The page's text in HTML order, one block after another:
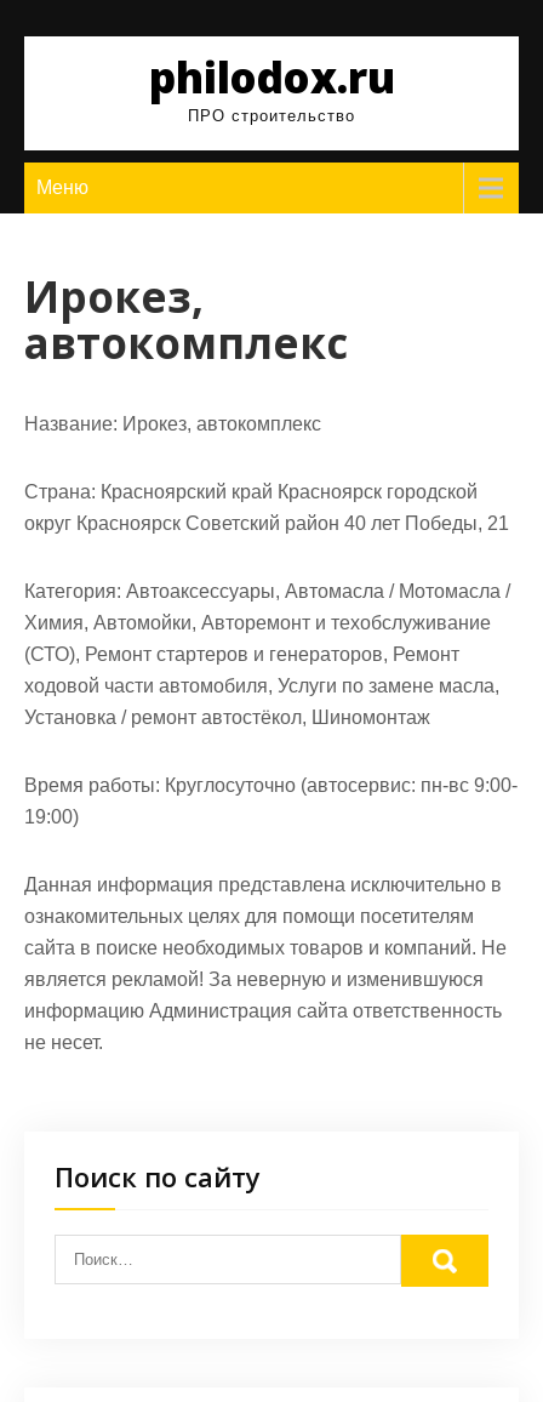
philodox.ru
ПРО строительство
Меню
Ирокез,
автокомплекс
Название: Ирокез, автокомплекс
Страна: Красноярский край Красноярск городской
округ Красноярск Советский район 40 лет Победы, 21
Категория: Автоаксессуары, Автомасла / Мотомасла /
Химия, Автомойки, Авторемонт и техобслуживание
(СТО), Ремонт стартеров и генераторов, Ремонт
ходовой части автомобиля, Услуги по замене масла,
Установка / ремонт автостёкол, Шиномонтаж
Время работы: Круглосуточно (автосервис: пн-вс 9:00-
19:00)
Данная информация представлена исключительно в
ознакомительных целях для помощи посетителям
сайта в поиске необходимых товаров и компаний. Не
является рекламой! За неверную и изменившуюся
информацию Администрация сайта ответственность
не несет.
Поиск по сайту